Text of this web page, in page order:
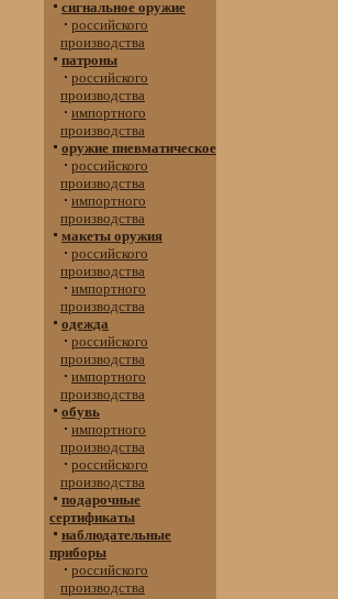
сигнальное оружие
российского
производства
патроны
российского
производства
импортного
производства
оружие пневматическое
российского
производства
импортного
производства
макеты оружия
российского
производства
импортного
производства
одежда
российского
производства
импортного
производства
обувь
импортного
производства
российского
производства
подарочные
сертификаты
наблюдательные
приборы
российского
производства